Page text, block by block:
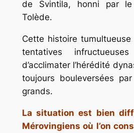
de Svintila, honni par
Tolède.
Cette histoire
tentatives
d’acclimater l’hérédité
toujours bouleversées
grands.
La situation est bien
Mérovingiens où l’on